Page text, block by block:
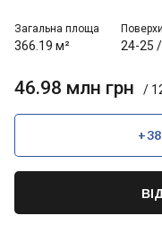
Загальна площа
366.19 м²
Поверхи
24-25 /
46.98 млн грн /